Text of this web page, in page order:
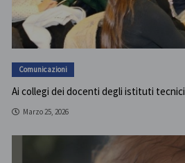
Comunicazioni
Ai collegi dei docenti degli istituti tecnici
Marzo 25, 2026